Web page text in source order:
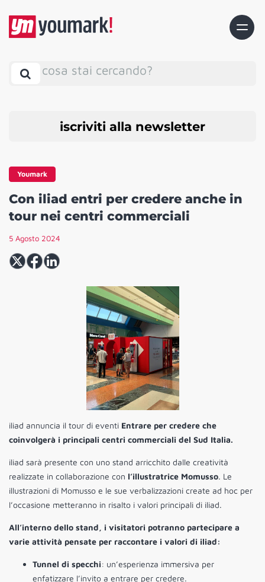
cosa stai cercando?
iscriviti alla newsletter
Youmark
Con iliad entri per credere anche in
tour nei centri commerciali
5 Agosto 2024
iliad annuncia il tour di eventi Entrare per credere che
coinvolgerà i principali centri commerciali del Sud Italia.
iliad sarà presente con uno stand arricchito dalle creatività
realizzate in collaborazione con l’illustratrice Momusso. Le
illustrazioni di Momusso e le sue verbalizzazioni create ad hoc per
l’occasione metteranno in risalto i valori principali di iliad.
All’interno dello stand, i visitatori potranno partecipare a
varie attività pensate per raccontare i valori di iliad:
Tunnel di specchi: un’esperienza immersiva per
enfatizzare l’invito a entrare per credere.